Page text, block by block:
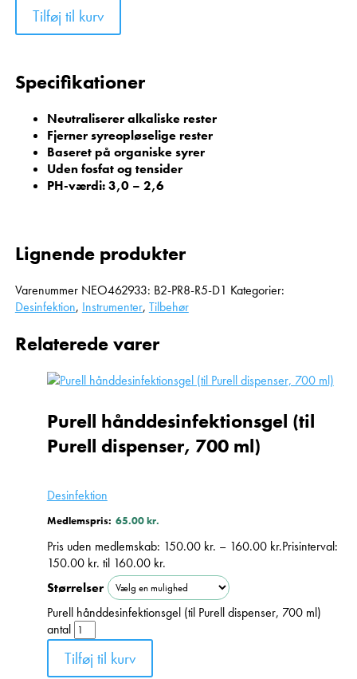
Tilføj til kurv
Specifikationer
Neutraliserer alkaliske rester
Fjerner syreopløselige rester
Baseret på organiske syrer
Uden fosfat og tensider
PH-værdi: 3,0 – 2,6
Lignende produkter
Varenummer NEO462933: B2-PR8-R5-D1 Kategorier:
Desinfektion, Instrumenter, Tilbehør
Relaterede varer
Desinfektion
Purell hånddesinfektionsgel (til
Purell dispenser, 700 ml)
Medlemspris: 65.00kr.
Pris uden medlemskab: 150.00 kr. – 160.00 kr.Prisinterval:
150.00 kr. til 160.00 kr.
Størrelser
Purell hånddesinfektionsgel (til Purell dispenser, 700 ml)
antal
Tilføj til kurv